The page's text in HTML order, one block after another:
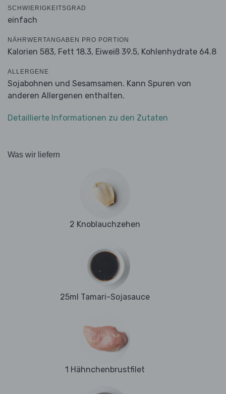
SCHWIERIGKEITSGRAD
einfach
NÄHRWERTANGABEN PRO PORTION
Kalorien 583, Fett 18.3, Eiweiß 39.5, Kohlenhydrate 64.8
ALLERGENE
Sojabohnen und Sesamsamen. Kann Spuren von
anderen Allergenen enthalten.
Detaillierte Informationen zu den Zutaten
Was wir liefern
2 Knoblauchzehen
25ml Tamari-Sojasauce
1 Hähnchenbrustfilet